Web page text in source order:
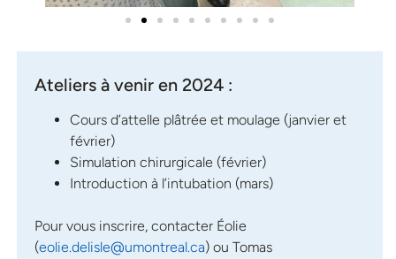
Ateliers à venir en 2024 :
Cours d’attelle plâtrée et moulage (janvier et
février)
Simulation chirurgicale (février)
Introduction à l’intubation (mars)
Pour vous inscrire, contacter Éolie
(eolie.delisle@umontreal.ca) ou Tomas